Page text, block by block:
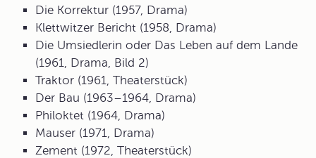
Die Korrektur (1957, Drama)
Klettwitzer Bericht (1958, Drama)
Die Umsiedlerin oder Das Leben auf dem Lande
(1961, Drama, Bild 2)
Traktor (1961, Theaterstück)
Der Bau (1963–1964, Drama)
Philoktet (1964, Drama)
Mauser (1971, Drama)
Zement (1972, Theaterstück)